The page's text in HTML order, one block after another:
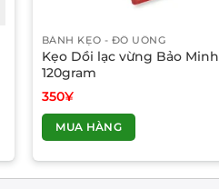
BÁNH KẸO - ĐỒ UỐNG
Kẹo Dồi lạc vừng Bảo Minh
120gram
350¥
MUA HÀNG